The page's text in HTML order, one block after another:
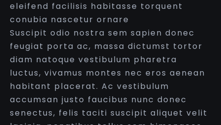
eleifend facilisis habitasse torquent
conubia nascetur ornare
Suscipit odio nostra sem sapien donec
feugiat porta ac, massa dictumst tortor
diam natoque vestibulum pharetra
luctus, vivamus montes nec eros aenean
habitant placerat. Ac vestibulum
accumsan justo faucibus nunc donec
senectus, felis taciti suscipit aliquet velit